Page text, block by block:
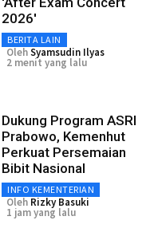
2026'
BERITA LAIN
OlehSyamsudin Ilyas
2 menit yang lalu
Dukung Program ASRI
Prabowo, Kemenhut
Perkuat Persemaian
Bibit Nasional
INFO KEMENTERIAN
Oleh Rizky Basuki
1 jam yang lalu